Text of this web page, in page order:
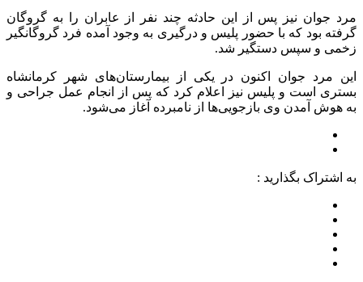
مرد جوان نیز پس از این حادثه چند نفر از عابران را به گروگان
گرفته بود که با حضور پلیس و درگیری به وجود آمده فرد گروگانگیر
زخمی و سپس دستگیر شد.
این مرد جوان اکنون در یکی از بیمارستان‌های شهر کرمانشاه
بستری است و پلیس نیز اعلام کرد که پس از انجام عمل جراحی و
به هوش آمدن وی بازجویی‌ها از نامبرده آغاز می‌شود.
به اشتراک بگذارید :